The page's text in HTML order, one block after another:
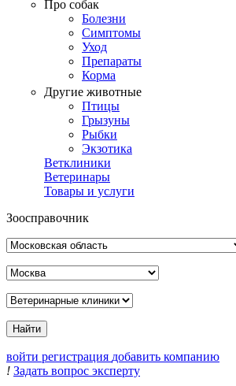
Про собак
Болезни
Симптомы
Уход
Препараты
Корма
Другие животные
Птицы
Грызуны
Рыбки
Экзотика
Ветклиники
Ветеринары
Товары и услуги
Зоосправочник
войти регистрация добавить компанию
! Задать вопрос эксперту